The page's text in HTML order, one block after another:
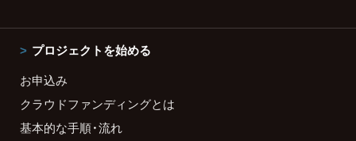
プロジェクトを始める
お申込み
クラウドファンディングとは
基本的な手順・流れ